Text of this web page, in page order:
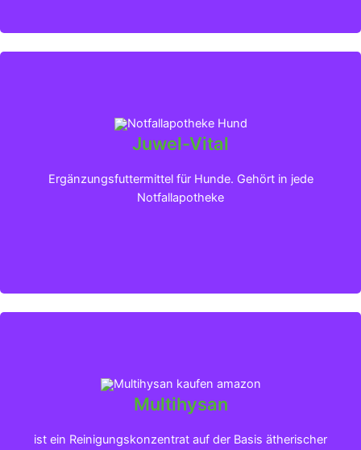
Juwel-Vital
Ergänzungsfuttermittel für Hunde. Gehört in jede
Notfallapotheke
Klicken für mehr Infos
Multihysan
ist ein Reinigungskonzentrat auf der Basis ätherischer
Klicken für mehr Infos